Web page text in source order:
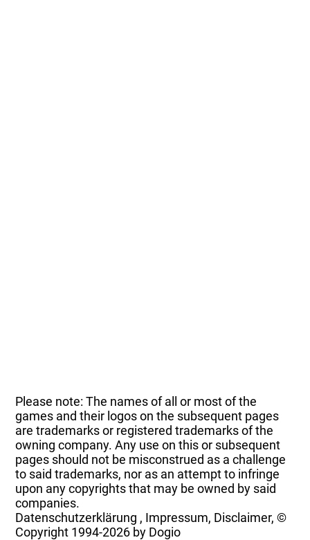
Please note: The names of all or most of the
games and their logos on the subsequent pages
are trademarks or registered trademarks of the
owning company. Any use on this or subsequent
pages should not be misconstrued as a challenge
to said trademarks, nor as an attempt to infringe
upon any copyrights that may be owned by said
companies.
Datenschutzerklärung , Impressum, Disclaimer, ©
Copyright 1994-2026 by Dogio